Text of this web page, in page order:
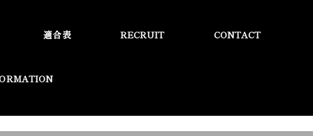
適合表 RECRUIT CONTACT